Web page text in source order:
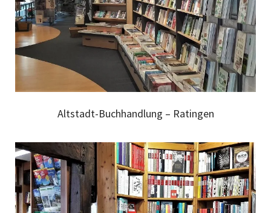
Altstadt-Buchhandlung – Ratingen